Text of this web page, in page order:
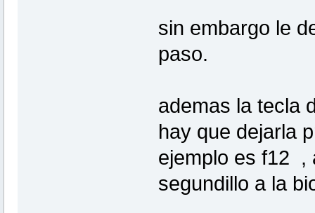
sin embargo le
paso.
ademas la tecla
hay que dejarla
ejemplo es f12 ,
segundillo a la